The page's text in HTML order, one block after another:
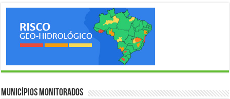
Municípios Monitorados